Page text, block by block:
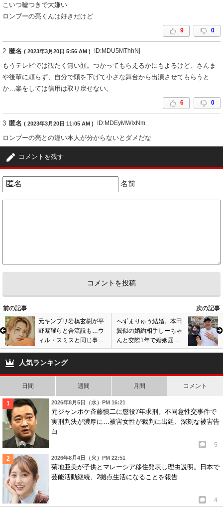
こいつ嘘つきで大嫌い
ロンブーの亮くんは好きだけど
9 0
2 匿名 ( 2023年3月20日 5:56 AM ) ID:MDU5MThhNj
もうテレビでは観たく無い顔。つかってもらえるかにもよるけど、さんま
や後輩に頼らず、自分で頭を下げて小さな舞台から出演させてもらうと
か…楽をしては信用は取り戻せない。
6 0
3 匿名 ( 2023年3月20日 11:05 AM ) ID:MDEyMWIxNm
ロンブーの亮との違い本人が分からないとダメだな
涼しい顔してんじゃねーよ！
6 0
6 匿名 ( 2023年3月20日 7:15 PM ) ID:MTYyYzdkZj
やっぱり人柄なのかなぁ。渡部さんや、TKOのなんちゃらさん然り。
7 匿名 ( 2023年3月20日 8:46 PM ) ID:NDUyOTA4ZG
手を差し伸べてくれた人たちの気持ちを踏みにじったくせに何が復帰よ。
こいつは自分の事しか考えてない自己中人間なんですね。
迫の居場所なんかどこにも無いって。
コメントを残す
名前
前の記事
次の記事
元キンプリ岩橋玄樹が平
野紫耀らと合流説も…ウ
ィル・スミスと同じ事務
所と契約、闘病続くもア
メリカ進出で注目
へずまりゅう結婚。本田
翼似の婚約相手しーちゃ
んと交際1年で婚姻届提
出。元迷惑系YouTuberが
人気ランキング
日間 週間 月間 コメント
2026年8月5日（水）PM 16:21
元ジャンポケ斉藤慎二に懲役7年求刑。不同意性交事件で
実刑判決が濃厚に…被害女性が裁判に出廷、深刻な被害告
白
5
2026年8月4日（火）PM 22:51
菊地亜美が子供とマレーシア移住発表し理由説明。日本で
芸能活動継続、2拠点生活になることを報告
4